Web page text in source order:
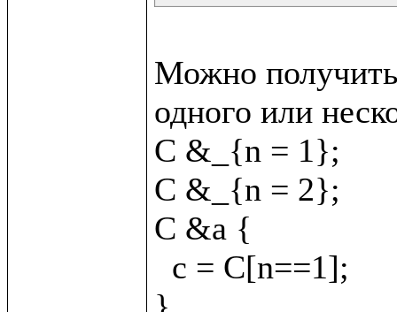
Можно
одного или
C &_{n = 1};
C &_{n = 2};
C &a {